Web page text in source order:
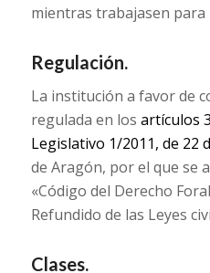
mientras trabajasen para
Regulación.
La institución a favor de
regulada en los artículos
Legislativo 1/2011, de 22
de Aragón, por el que se
«Código del Derecho
Refundido de las Leyes
Clases.